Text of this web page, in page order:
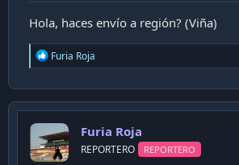
Hola, haces envío a región? (Viña)
R
e
c
t
o
n
s
Furia Roja
Furia Roja
REPORTERO REPORTERO